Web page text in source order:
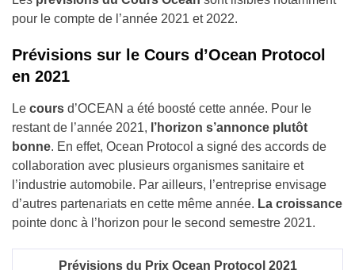
pour le compte de l’année 2021 et 2022.
Prévisions sur le Cours d’Ocean Protocol
en 2021
Le cours d’OCEAN a été boosté cette année. Pour le
restant de l’année 2021, l’horizon s’annonce plutôt
bonne. En effet, Ocean Protocol a signé des accords de
collaboration avec plusieurs organismes sanitaire et
l’industrie automobile. Par ailleurs, l’entreprise envisage
d’autres partenariats en cette même année. La croissance
pointe donc à l’horizon pour le second semestre 2021.
Prévisions du Prix Ocean Protocol 2021